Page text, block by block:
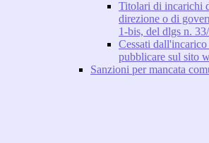
Titolari di incarichi
direzione o di
1-bis, del dlgs n.
Cessati
pubblicare sul sito
Sanzioni per mancata